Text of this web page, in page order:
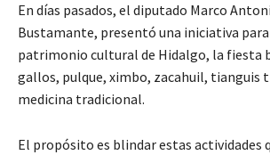
En días pasados, el diputado Marco
Bustamante, presentó una iniciativa
patrimonio cultural de Hidalgo, la fiesta
gallos, pulque, ximbo, zacahuil, tianguis
medicina tradicional.
El propósito es blindar estas actividades